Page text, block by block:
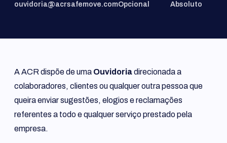
ouvidoria@acrsafemove.comOpcional Absoluto
A ACR dispõe de uma Ouvidoriadirecionada a
colaboradores, clientes ou qualquer outra pessoa que
queira enviar sugestões, elogios e reclamações
referentes a todo e qualquer serviço prestado pela
empresa.